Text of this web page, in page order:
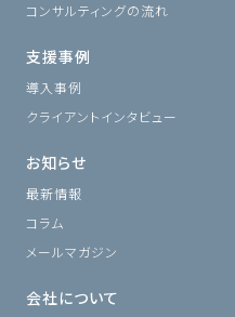
コンサルティングの流れ
支援事例
導入事例
クライアントインタビュー
お知らせ
最新情報
コラム
メールマガジン
会社について